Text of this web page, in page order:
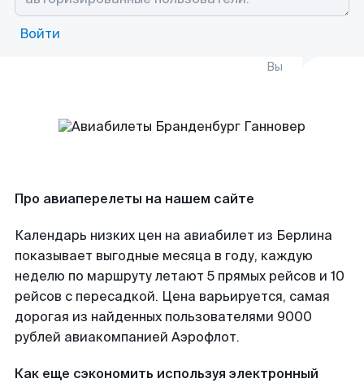
Войти
Вы
Про авиаперелеты на нашем сайте
Календарь низких цен на авиабилет из Берлина
показывает выгодные месяца в году, каждую
неделю по маршруту летают 5 прямых рейсов и 10
рейсов с пересадкой. Цена варьируется, самая
дорогая из найденных пользователями 9000
рублей авиакомпанией Аэрофлот.
Как еще сэкономить используя электронный